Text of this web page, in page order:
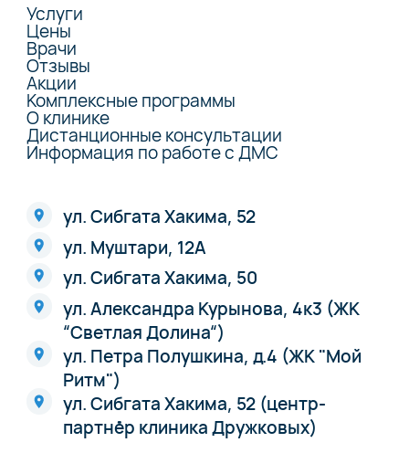
Услуги
Цены
Врачи
Отзывы
Акции
Комплексные программы
О клинике
Дистанционные консультации
Информация по работе с ДМС
ул. Сибгата Хакима, 52
ул. Муштари, 12А
ул. Сибгата Хакима, 50
ул. Александра Курынова, 4к3 (ЖК
“Светлая Долина“)
ул. Петра Полушкина, д.4 (ЖК "Мой
Ритм")
ул. Сибгата Хакима, 52 (центр-
партнёр клиника Дружковых)